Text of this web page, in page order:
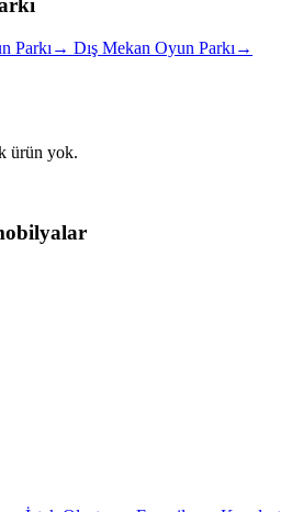
Parkı → Dış Mekan Oyun Parkı →
ürün yok.